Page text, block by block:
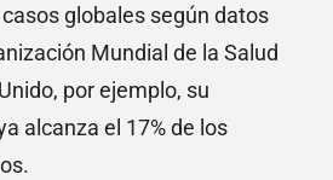
globales según datos
Mundial de la Salud
por ejemplo, su
alcanza el 17% de los